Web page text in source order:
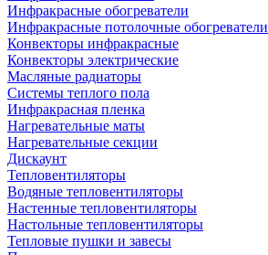
Инфракрасные обогреватели
Инфракрасные потолочные обогреватели
Конвекторы инфракрасные
Конвекторы электрические
Масляные радиаторы
Системы теплого пола
Инфракрасная пленка
Нагревательные маты
Нагревательные секции
Дискаунт
Тепловентиляторы
Водяные тепловентиляторы
Настенные тепловентиляторы
Настольные тепловентиляторы
Тепловые пушки и завесы